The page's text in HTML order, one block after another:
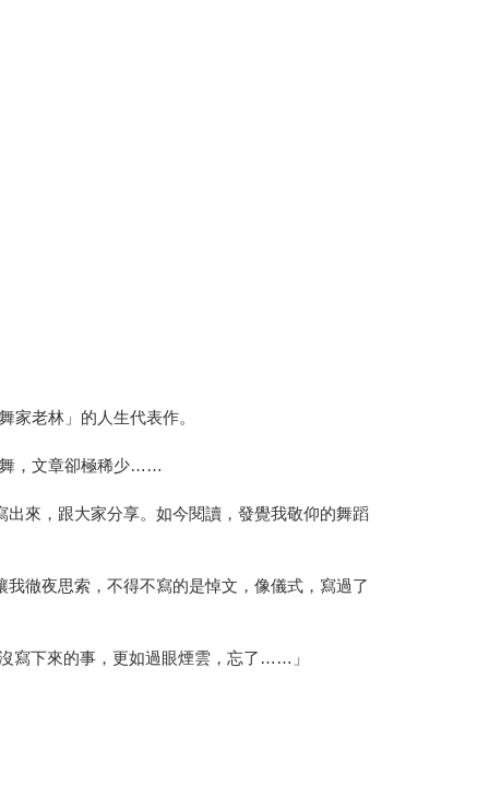
家老林」的人生代表作。
舞，文章卻極稀少……
來，跟大家分享。如今閱讀，發覺我敬仰的舞蹈
徹夜思索，不得不寫的是悼文，像儀式，寫過了
寫下來的事，更如過眼煙雲，忘了……」